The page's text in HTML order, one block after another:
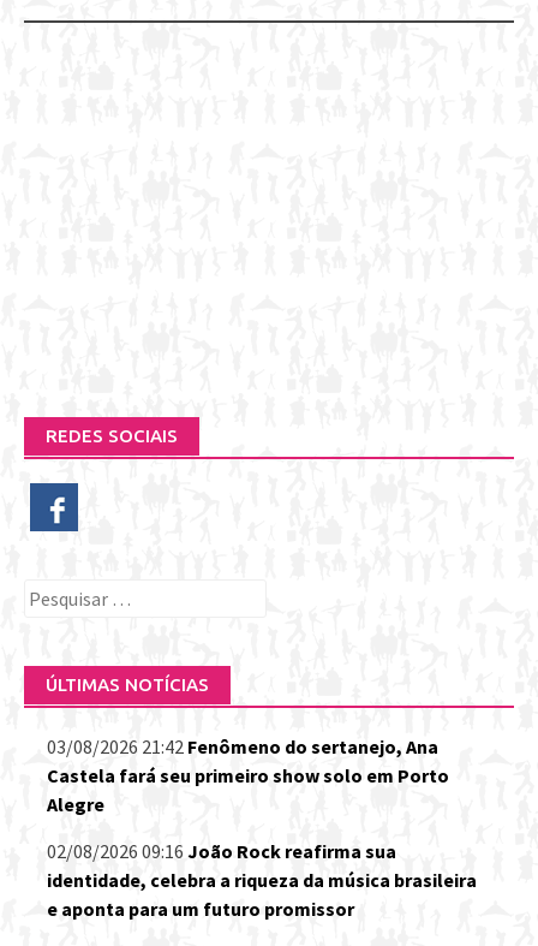
REDES SOCIAIS
Pesquisar
ÚLTIMAS NOTÍCIAS
03/08/2026 21:42 Fenômeno do sertanejo, Ana
Castela fará seu primeiro show solo em Porto
Alegre
02/08/2026 09:16 João Rock reafirma sua
identidade, celebra a riqueza da música brasileira
e aponta para um futuro promissor